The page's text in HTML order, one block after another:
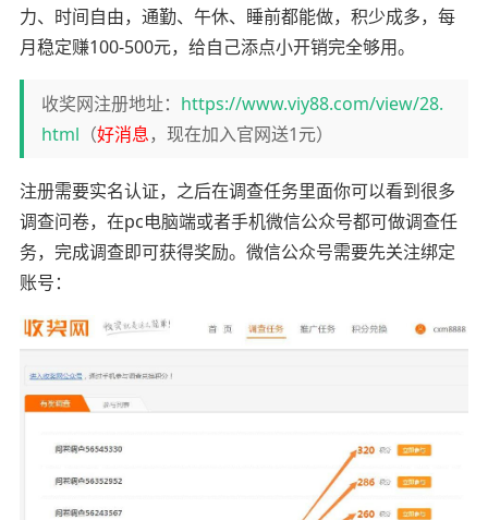
力、时间自由，通勤、午休、睡前都能做，积少成多，每
月稳定赚100-500元，给自己添点小开销完全够用。
收奖网注册地址： https://www.viy88.com/view/28.
html （好消息，现在加入官网送1元）
注册需要实名认证，之后在调查任务里面你可以看到很多
调查问卷，在pc电脑端或者手机微信公众号都可做调查任
务，完成调查即可获得奖励。微信公众号需要先关注绑定
账号：